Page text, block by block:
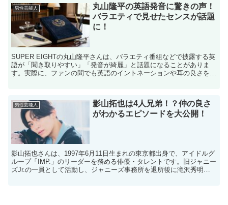
男性芸能人
丸山隆平の英語発音に驚きの声！
バラエティで見せたセンスが話題
に！
SUPER EIGHTの丸山隆平さんは、バラエティ番組などで披露する英
語が「聞き取りやすい」「発音が綺麗」と話題になることがありま
す。実際に、ファンの間でも英語のイントネーションや耳の良さを評
男性芸能人
影山拓也は4人兄弟！？仲の良さ
がわかるエピソードを大公開！
影山拓也さんは、1997年6月11日生まれの東京都出身で、アイドルグ
ループ「IMP.」のリーダーを務める俳優・タレントです。旧ジャニー
ズJr.の一員として活動し、ジャニーズ事務所を退所後に滝沢秀明氏